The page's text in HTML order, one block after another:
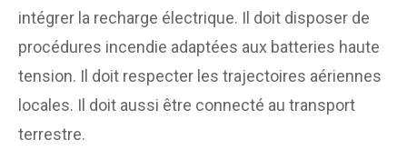
intégrer la recharge électrique. Il doit disposer de
procédures incendie adaptées aux batteries haute
tension. Il doit respecter les trajectoires aériennes
locales. Il doit aussi être connecté au transport
terrestre.